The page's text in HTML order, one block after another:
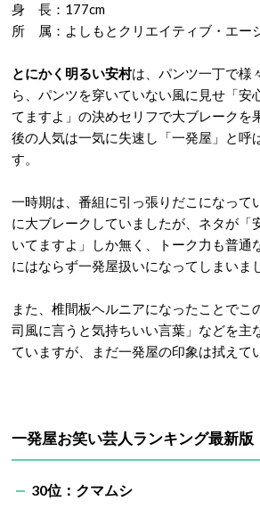
身 長：177cm
所 属：よしもとクリエイティブ・エー
とにかく明るい安村は、パンツ一丁で様
ら、パンツを穿いていない風に見せ「安
てますよ」の決めセリフで大ブレークを
後の人気は一気に失速し「一発屋」と呼
す。
一時期は、番組に引っ張りだこになって
に大ブレークしていましたが、ネタが「
いてますよ」しか無く、トーク力も普通
にはならず一発屋扱いになってしまいま
また、椎間板ヘルニアになったことでこ
司風に言うと気持ちいい言葉」などを主
ていますが、まだ一発屋の印象は拭えて
一発屋お笑い芸人ランキング最新
30位：クマムシ